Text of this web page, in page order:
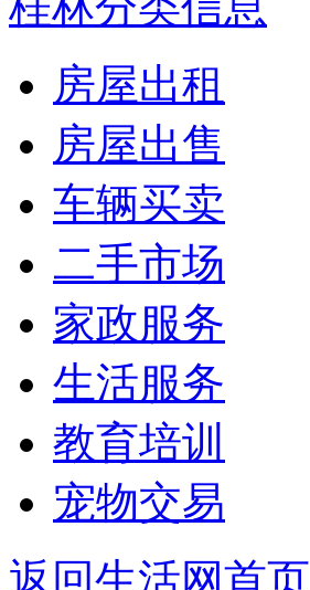
房屋出租
房屋出售
车辆买卖
二手市场
家政服务
生活服务
教育培训
宠物交易
返回生活网首页